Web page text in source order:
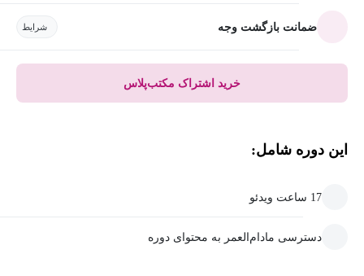
ضمانت بازگشت وجه شرایط
خرید اشتراک مکتب‌پلاس
این دوره شامل:
17 ساعت ویدئو
دسترسی مادام‌العمر به محتوای دوره